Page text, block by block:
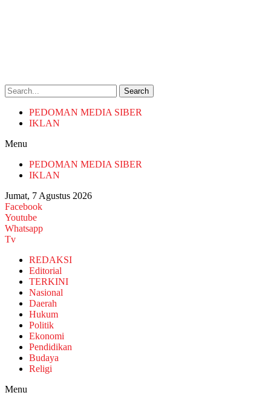
Search
PEDOMAN MEDIA SIBER
IKLAN
Menu
PEDOMAN MEDIA SIBER
IKLAN
Jumat, 7 Agustus 2026
Facebook
Youtube
Whatsapp
Tv
REDAKSI
Editorial
TERKINI
Nasional
Daerah
Hukum
Politik
Ekonomi
Pendidikan
Budaya
Religi
Menu